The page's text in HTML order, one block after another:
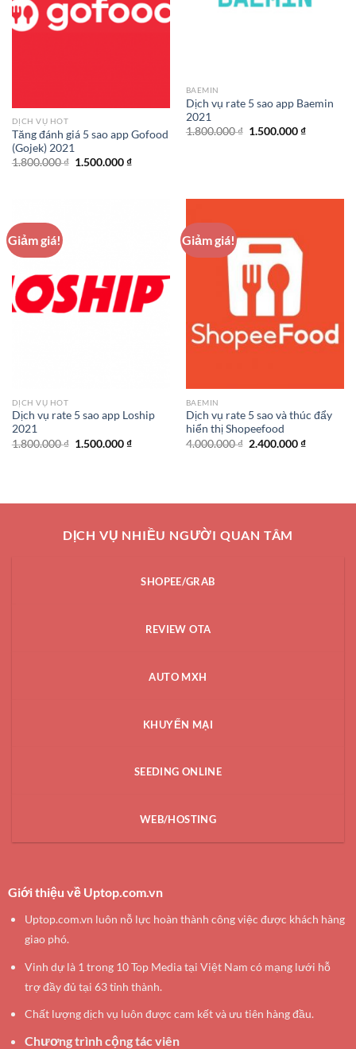
DỊCH VỤ HOT
Tăng đánh giá 5 sao app Gofood
(Gojek) 2021
1.800.000₫ Giá
1.500.000₫Giá
1.500.000 ₫.
BAEMIN
Dịch vụ rate 5 sao app Baemin
2021
1.800.000₫ Giá
1.500.000₫Giá
Giảm giá!
DỊCH VỤ HOT
Dịch vụ rate 5 sao app Loship
2021
1.800.000₫ Giá
1.500.000₫Giá
Giảm giá!
BAEMIN
Dịch vụ rate 5 sao và thúc đẩy
hiển thị Shopeefood
4.000.000₫ Giá
2.400.000₫Giá
DỊCH VỤ NHIỀU NGƯỜI QUAN TÂM
SHOPEE/GRAB
REVIEW OTA
AUTO MXH
KHUYẾN MẠI
SEEDING ONLINE
WEB/HOSTING
Giới thiệu về Uptop.com.vn
Uptop.com.vn luôn nỗ lực hoàn thành công việc được khách hàng
giao phó.
Vinh dự là 1 trong 10 Top Media tại Việt Nam có mạng lưới hỗ
trợ đầy đủ tại 63 tỉnh thành.
Chất lượng dịch vụ luôn được cam kết và ưu tiên hàng đầu.
Chương trình cộng tác viên